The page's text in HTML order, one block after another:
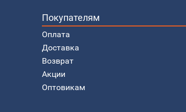
Покупателям
Оплата
Доставка
Возврат
Акции
Оптовикам